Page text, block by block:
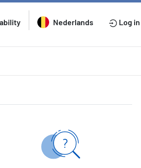
Nederlands Log in